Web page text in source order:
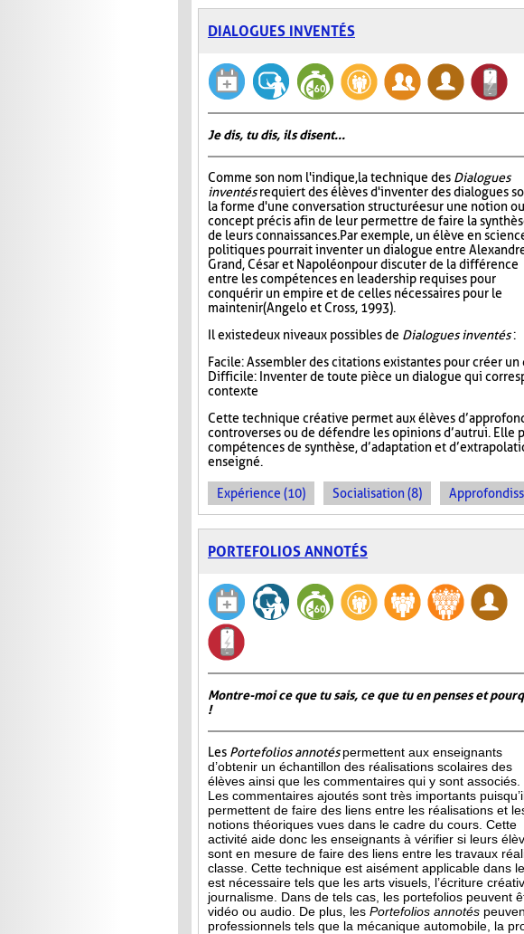
DIALOGUES INVENTÉS
Je dis, tu dis, ils disent...
Comme son nom l'indique, la technique des Dialogues
inventésrequiert des élèves d'inventer des dialogues
la forme d'une conversation structurée sur une notion
concept précis afin de leur permettre de faire la
de leurs connaissances. Par exemple, un élève en
politiques pourrait inventer un dialogue entre
Grand, César et Napoléon pour discuter de la différence
entre les compétences en leadership requises pour
conquérir un empire et de celles nécessaires pour le
maintenir (Angelo et Cross, 1993).
Il existe deux niveaux possibles de Dialogues inventés:
Facile : Assembler des citations existantes pour créer
Difficile : Inventer de toute pièce un dialogue qui
contexte
Cette technique créative permet aux élèves
controverses ou de défendre les opinions d’autrui. Elle
compétences de synthèse, d’adaptation et
enseigné.
Expérience (10) Socialisation (8)
PORTEFOLIOS ANNOTÉS
Montre-moi ce que tu sais, ce que tu en penses et
!
Les Portefolios annotés permettent aux enseignants
d’obtenir un échantillon des réalisations scolaires des
élèves ainsi que les commentaires qui y sont associés.
Les commentaires ajoutés sont très importants
permettent de faire des liens entre les réalisations et
notions théoriques vues dans le cadre du cours. Cette
activité aide donc les enseignants à vérifier si leurs
sont en mesure de faire des liens entre les travaux
classe. Cette technique est aisément applicable dans
est nécessaire tels que les arts visuels, l’écriture
journalisme. Dans de tels cas, les portefolios peuvent
vidéo ou audio. De plus, les Portefolios annotés
professionnels tels que la mécanique automobile, la